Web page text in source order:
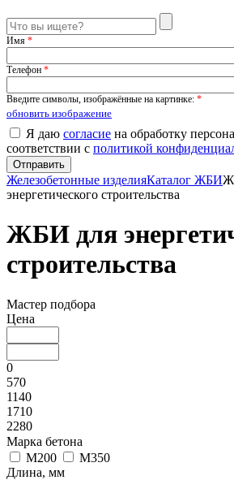
Имя *
Телефон *
Введите символы, изображённые на картинке: *
обновить изображение
Я даю согласие на обработку
соответствии с политикой
Железобетонные изделияКаталог ЖБИ
энергетического строительства
ЖБИ для
строительства
Мастер подбора
Цена
0
570
1140
1710
2280
Марка бетона
М200
М350
Длина, мм